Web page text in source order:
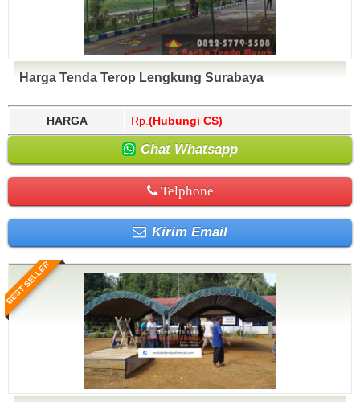
Harga Tenda Terop Lengkung Surabaya
HARGA Rp. (Hubungi CS)
Chat Whatsapp
Telphone
Kirim Email
BEST SELLER